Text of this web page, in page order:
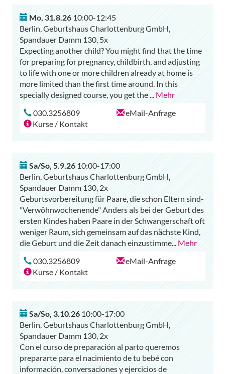
Mo, 31.8.26 10:00-12:45
Berlin, Geburtshaus Charlottenburg GmbH,
Spandauer Damm 130, 5x
Expecting another child? You might find that the time
for preparing for pregnancy, childbirth, and adjusting
to life with one or more children already at home is
more limited than the first time around. In this
specially designed course, you get the... Mehr
030.3256809
eMail-Anfrage
Kurse / Kontakt
Sa/So, 5.9.26 10:00-17:00
Berlin, Geburtshaus Charlottenburg GmbH,
Spandauer Damm 130, 2x
Geburtsvorbereitung für Paare, die schon Eltern sind-
"Verwöhnwochenende" Anders als bei der Geburt des
ersten Kindes haben Paare in der Schwangerschaft oft
weniger Raum, sich gemeinsam auf das nächste Kind,
die Geburt und die Zeit danach einzustimme... Mehr
030.3256809
eMail-Anfrage
Kurse / Kontakt
Sa/So, 3.10.26 10:00-17:00
Berlin, Geburtshaus Charlottenburg GmbH,
Spandauer Damm 130, 2x
Con el curso de preparación al parto queremos
prepararte para el nacimiento de tu bebé con
información, conversaciones y ejercicios de